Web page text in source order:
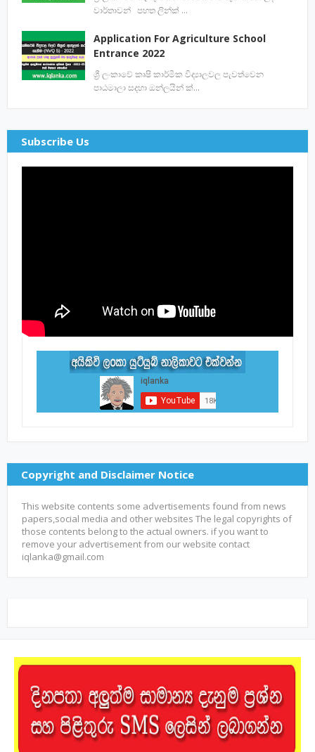
වාර්තාවන් පහත ලින්ක් …
Application For Agriculture School
Entrance 2022
ශ්‍රී ලංකාවේ කෘෂි කාර්මික විද්‍යාලවල පැවත්වෙන
පාඨමාලා සදහා ඔන්ලයින් ක්…
Subscribe Us
Copyright and Disclaimer Notice
This website contents some advertisements found from news
papers,social media and other websites The legal copyrights of
those contents belong to the actual owners. if you want to
remove your advertisement from our website contact
iqlanka@gmail.com